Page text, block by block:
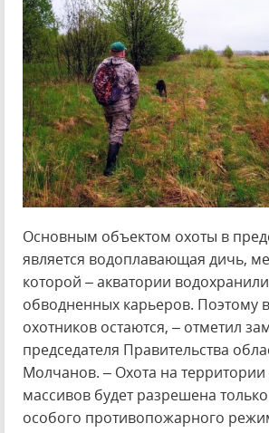
Основным объектом охоты в
является водоплавающая дичь,
которой – акватории
обводненных карьеров. Поэтому
охотников остаются, – отметил
председателя Правительства
Молчанов. – Охота на
массивов будет разрешена
особого противопожарного